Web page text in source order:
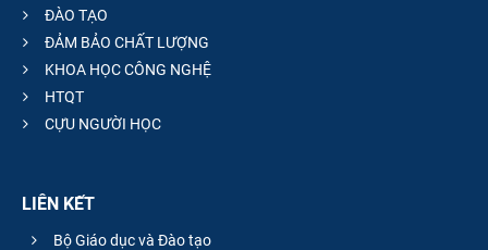
ĐÀO TẠO
ĐẢM BẢO CHẤT LƯỢNG
KHOA HỌC CÔNG NGHỆ
HTQT
CỰU NGƯỜI HỌC
LIÊN KẾT
Bộ Giáo dục và Đào tạo